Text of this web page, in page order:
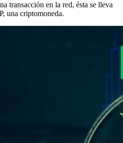
transacción en la red, ésta se lleva
una criptomoneda.